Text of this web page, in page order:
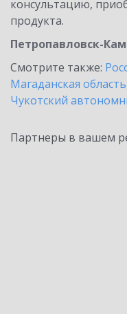
консультацию,
продукта.
Петропавловск-
Смотрите также:
Магаданская область
Чукотский
Партнеры в вашем